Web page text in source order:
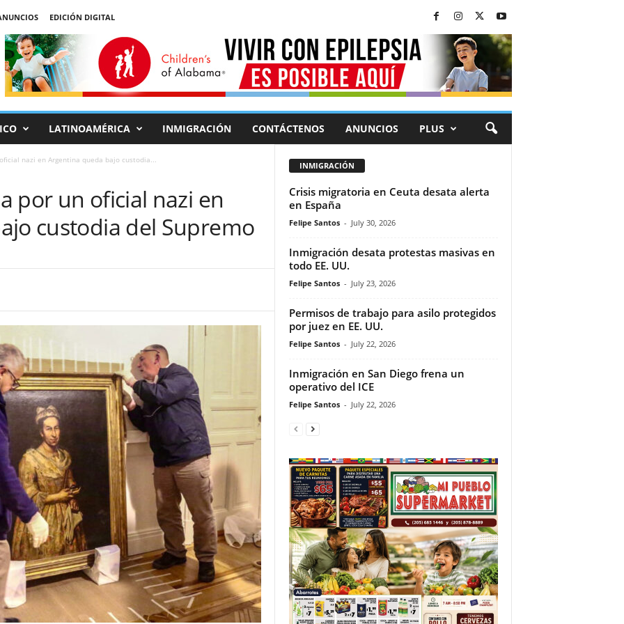
EDICIÓN DIGITAL
LATINOAMÉRICA INMIGRACIÓN CONTÁCTENOS ANUNCIOS PLUS
nazi en Argentina queda bajo custodia...
por un oficial nazi en
custodia del Supremo
INMIGRACIÓN
Crisis migratoria en Ceuta desata alerta
en España
Felipe Santos - July 30, 2026
Inmigración desata protestas masivas en
todo EE. UU.
Felipe Santos - July 23, 2026
Permisos de trabajo para asilo protegidos
por juez en EE. UU.
Felipe Santos - July 22, 2026
Inmigración en San Diego frena un
operativo del ICE
Felipe Santos - July 22, 2026